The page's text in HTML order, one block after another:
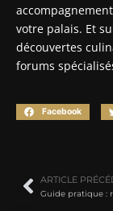
votre palais. Et
découvertes
forums
Facebook
ARTICLE